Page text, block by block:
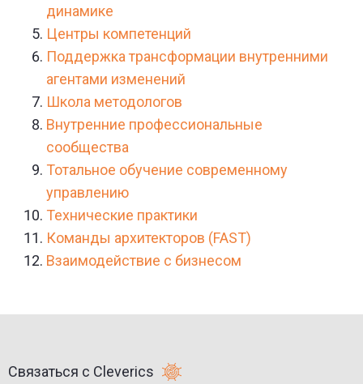
динамике
Центры компетенций
Поддержка трансформации внутренними
агентами изменений
Школа методологов
Внутренние профессиональные
сообщества
Тотальное обучение современному
управлению
Технические практики
Команды архитекторов (FAST)
Взаимодействие с бизнесом
Связаться с Cleverics